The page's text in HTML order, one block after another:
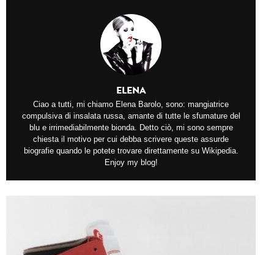
VIDEO
PRESS
ABOUT
ARCHIVES
CONTACT
HOME
ELENA
Ciao a tutti, mi chiamo Elena Barolo, sono: mangiatrice
compulsiva di insalata russa, amante di tutte le sfumature del
blu e irrimediabilmente bionda. Detto ciò, mi sono sempre
chiesta il motivo per cui debba scrivere queste assurde
biografie quando le potete trovare direttamente su Wikipedia.
Enjoy my blog!